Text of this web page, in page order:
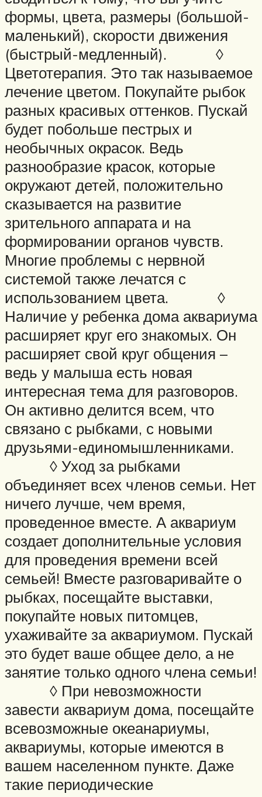
формы, цвета, размеры (большой-
маленький), скорости движения
(быстрый-медленный). ◊
Цветотерапия. Это так называемое
лечение цветом. Покупайте рыбок
разных красивых оттенков. Пускай
будет побольше пестрых и
необычных окрасок. Ведь
разнообразие красок, которые
окружают детей, положительно
сказывается на развитие
зрительного аппарата и на
формировании органов чувств.
Многие проблемы с нервной
системой также лечатся с
использованием цвета. ◊
Наличие у ребенка дома аквариума
расширяет круг его знакомых. Он
расширяет свой круг общения –
ведь у малыша есть новая
интересная тема для разговоров.
Он активно делится всем, что
связано с рыбками, с новыми
друзьями-единомышленниками.
◊ Уход за рыбками
объединяет всех членов семьи. Нет
ничего лучше, чем время,
проведенное вместе. А аквариум
создает дополнительные условия
для проведения времени всей
семьей! Вместе разговаривайте о
рыбках, посещайте выставки,
покупайте новых питомцев,
ухаживайте за аквариумом. Пускай
это будет ваше общее дело, а не
занятие только одного члена семьи!
◊ При невозможности
завести аквариум дома, посещайте
всевозможные океанариумы,
аквариумы, которые имеются в
вашем населенном пункте. Даже
такие периодические